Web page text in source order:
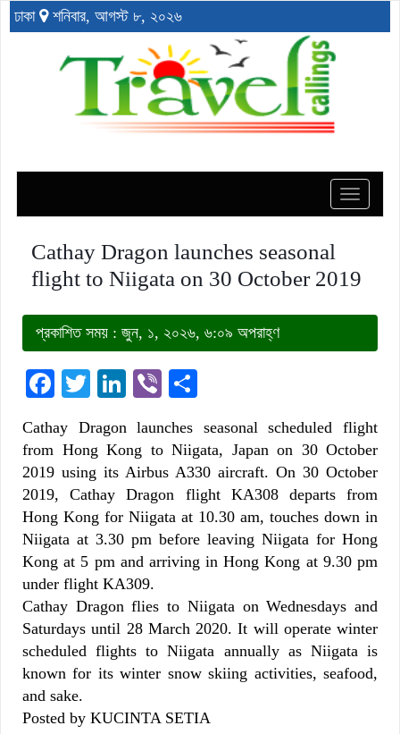
ঢাকা শনিবার, আগস্ট ৮, ২০২৬
Toggle
Cathay Dragon launches seasonal
flight to Niigata on 30 October 2019
প্রকাশিত সময় : জুন, ১, ২০২৬, ৬:০৯ অপরাহ্ণ
Facebook
TwitterLinkedIn
Viber
Cathay Dragon launches seasonal scheduled flight
from Hong Kong to Niigata, Japan on 30 October
2019 using its Airbus A330 aircraft. On 30 October
2019, Cathay Dragon flight KA308 departs from
Hong Kong for Niigata at 10.30 am, touches down in
Niigata at 3.30 pm before leaving Niigata for Hong
Kong at 5 pm and arriving in Hong Kong at 9.30 pm
under flight KA309.
Cathay Dragon flies to Niigata on Wednesdays and
Saturdays until 28 March 2020. It will operate winter
scheduled flights to Niigata annually as Niigata is
known for its winter snow skiing activities, seafood,
and sake.
Posted by KUCINTA SETIA